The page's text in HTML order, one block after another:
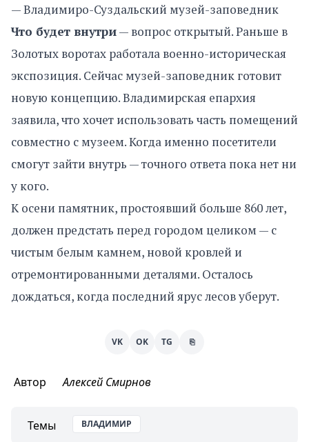
— Владимиро-Суздальский музей-заповедник
Что будет внутри— вопрос открытый. Раньше в
Золотых воротах работала военно-историческая
экспозиция. Сейчас музей-заповедник готовит
новую концепцию. Владимирская епархия
заявила, что хочет использовать часть помещений
совместно с музеем. Когда именно посетители
смогут зайти внутрь — точного ответа пока нет ни
у кого.
К осени памятник, простоявший больше 860 лет,
должен предстать перед городом целиком — с
чистым белым камнем, новой кровлей и
отремонтированными деталями. Осталось
дождаться, когда последний ярус лесов уберут.
VK OK TG ⎘
Автор Алексей Смирнов
Темы ВЛАДИМИР